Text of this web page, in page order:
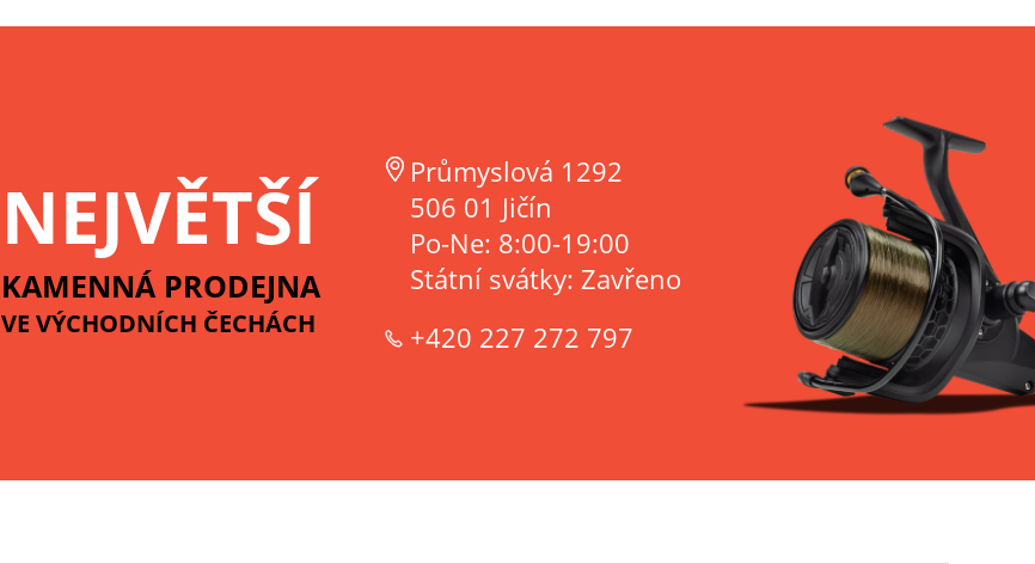
NEJVĚTŠÍ
KAMENNÁ PRODEJNA
VE VÝCHODNÍCH ČECHÁCH
Průmyslová 1292
506 01 Jičín
Po-Ne: 8:00-19:00
Státní svátky: Zavřeno
+420 227 272 797